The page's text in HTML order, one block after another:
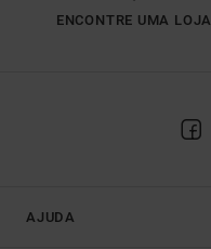
ENCONTRE UMA LOJA
AJUDA